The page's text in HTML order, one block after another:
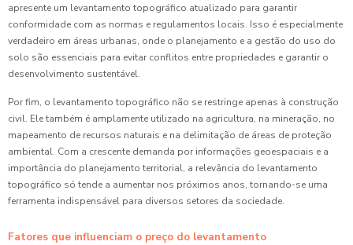
apresente um levantamento topográfico atualizado para garantir
conformidade com as normas e regulamentos locais. Isso é especialmente
verdadeiro em áreas urbanas, onde o planejamento e a gestão do uso do
solo são essenciais para evitar conflitos entre propriedades e garantir o
desenvolvimento sustentável.
Por fim, o levantamento topográfico não se restringe apenas à construção
civil. Ele também é amplamente utilizado na agricultura, na mineração, no
mapeamento de recursos naturais e na delimitação de áreas de proteção
ambiental. Com a crescente demanda por informações geoespaciais e a
importância do planejamento territorial, a relevância do levantamento
topográfico só tende a aumentar nos próximos anos, tornando-se uma
ferramenta indispensável para diversos setores da sociedade.
Fatores que influenciam o preço do levantamento